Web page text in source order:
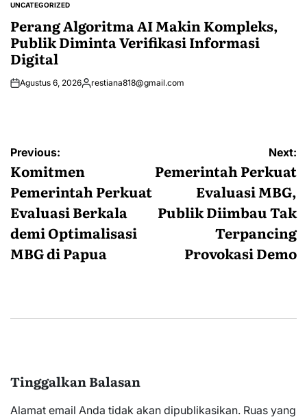
POSTED
UNCATEGORIZED
Perang Algoritma AI Makin Kompleks,
Publik Diminta Verifikasi Informasi
Digital
Agustus 6, 2026Posted
restiana818@gmail.com
Navigasi
pos
Previous:
Komitmen
Pemerintah Perkuat
Evaluasi Berkala
demi Optimalisasi
MBG di Papua
Next:
Pemerintah Perkuat
Evaluasi MBG,
Publik Diimbau Tak
Terpancing
Provokasi Demo
Tinggalkan Balasan
Alamat email Anda tidak akan dipublikasikan. Ruas yang